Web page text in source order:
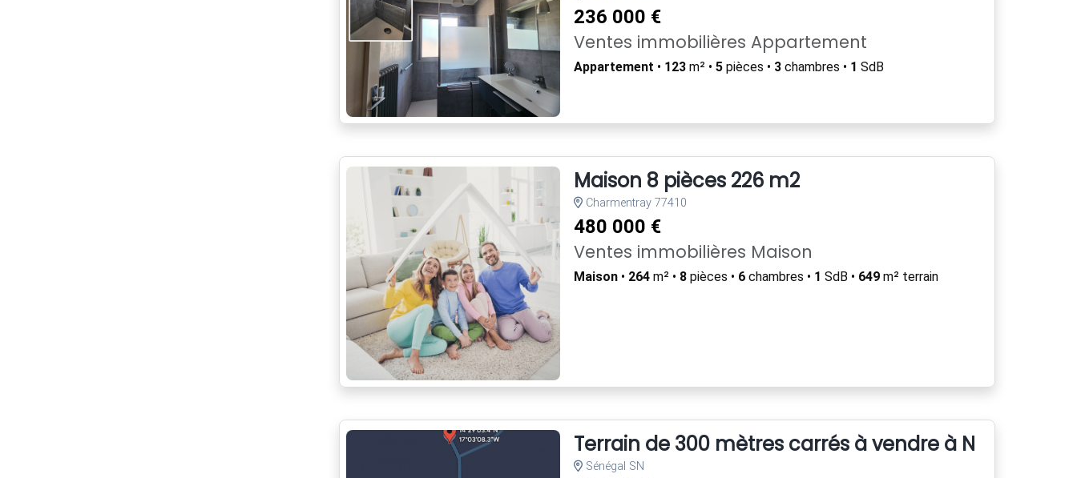
236 000 €
Ventes immobilières Appartement
Appartement • 123m² • 5pièces • 3chambres • 1 SdB
Maison 8 pièces 226 m2
Charmentray 77410
480 000 €
Ventes immobilières Maison
Maison• 264m² • 8pièces • 6chambres • 1 SdB • 649m² terrain
Terrain de 300 mètres carrés à vendre à Ngaparou
Sénégal SN